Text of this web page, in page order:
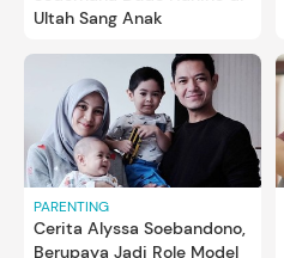
Ultah Sang Anak
PARENTING
Cerita Alyssa Soebandono,
Berupaya Jadi Role Model